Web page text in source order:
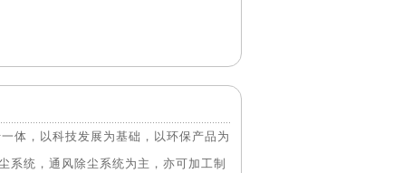
体，以科技发展为基础，以环保产品为
系统，通风除尘系统为主，亦可加工制